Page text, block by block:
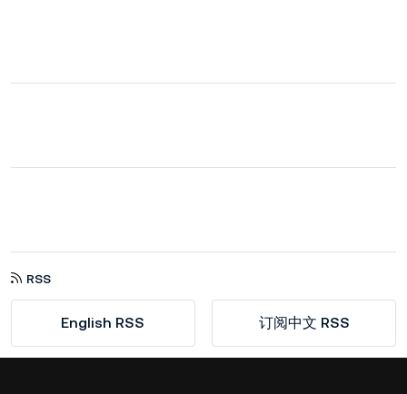
RSS
English RSS 订阅中文 RSS